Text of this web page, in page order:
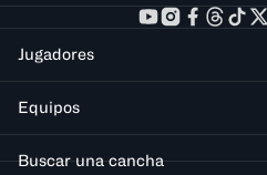
Jugadores
Equipos
Buscar una cancha